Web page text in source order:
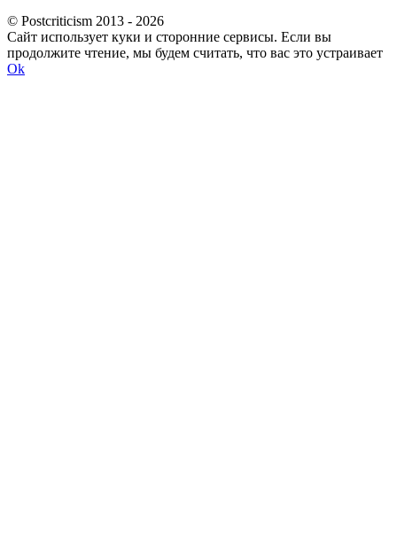
© Postcriticism 2013 - 2026
Сайт использует куки и сторонние сервисы. Если вы
продолжите чтение, мы будем считать, что вас это устраивает
Ok